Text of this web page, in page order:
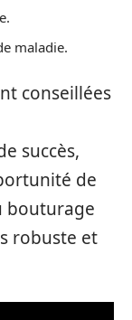
maladie.
conseillées
succès,
de
bouturage
robuste et